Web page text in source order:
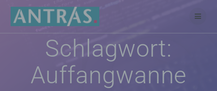
Schlagwort:
Auffangwanne